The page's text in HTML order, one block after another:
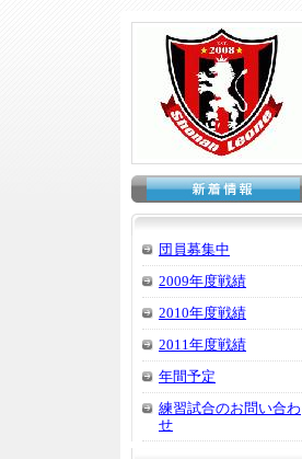
団員募集中
2009年度戦績
2010年度戦績
2011年度戦績
年間予定
練習試合のお問い合わ
せ